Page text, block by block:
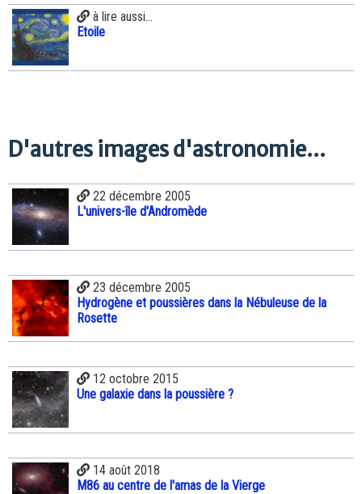
à lire aussi...
Etoile
D'autres images d'astronomie...
22 décembre 2005
L'univers-île d'Andromède
23 décembre 2005
Hydrogène et poussières dans la Nébuleuse de la
Rosette
12 octobre 2015
Une galaxie dans la poussière ?
14 août 2018
M86 au centre de l'amas de la Vierge